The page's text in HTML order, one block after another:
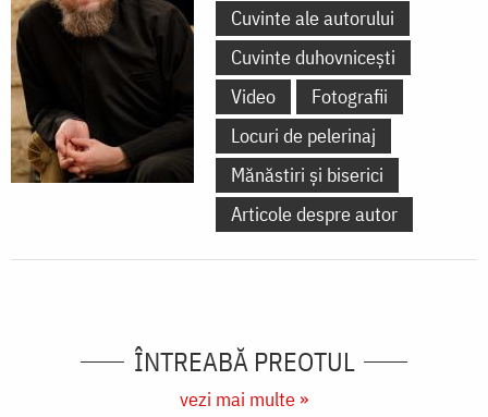
Cuvinte ale autorului
Cuvinte duhovnicești
Video
Fotografii
Locuri de pelerinaj
Mănăstiri și biserici
Articole despre autor
ÎNTREABĂ PREOTUL
vezi mai multe »